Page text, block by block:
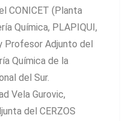
CONICET (Planta
Química, PLAPIQUI,
Profesor Adjunto del
Química de la
del Sur.
Vela Gurovic,
del CERZOS